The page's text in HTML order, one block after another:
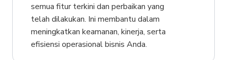
semua fitur terkini dan perbaikan yang
telah dilakukan. Ini membantu dalam
meningkatkan keamanan, kinerja, serta
efisiensi operasional bisnis Anda.